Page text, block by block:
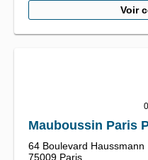
Voir
Mauboussin Paris
64 Boulevard Haussmann
75009 Paris